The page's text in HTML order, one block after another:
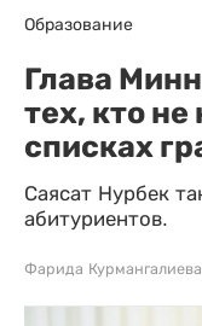
Образование
Глава
тех, кто
списках
Саясат Нурбек
абитуриентов.
Фарида Курмангалиева